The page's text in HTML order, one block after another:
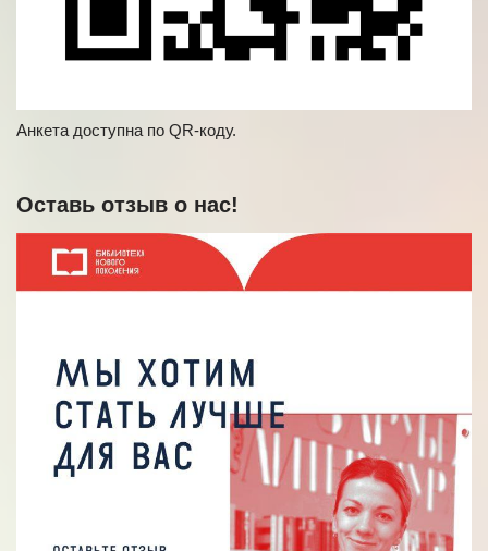
Анкета доступна по QR-коду.
Оставь отзыв о нас!